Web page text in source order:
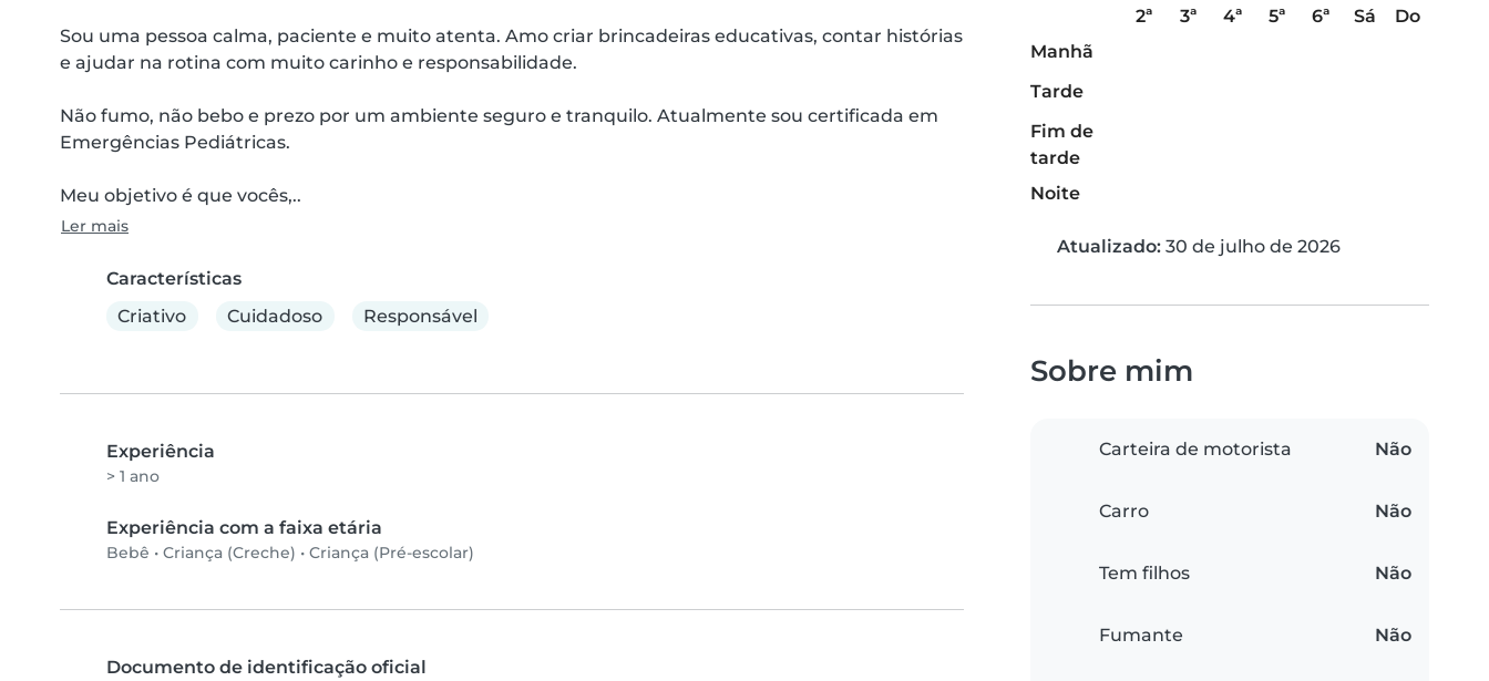
Sou uma pessoa calma, paciente e muito atenta. Amo criar brincadeiras educativas, contar histórias
e ajudar na rotina com muito carinho e responsabilidade.
Não fumo, não bebo e prezo por um ambiente seguro e tranquilo. Atualmente sou certificada em
Emergências Pediátricas.
Meu objetivo é que vocês,..
Ler mais
Características
Criativo
Cuidadoso Responsável
Experiência
> 1 ano
Experiência com a faixa etária
Bebê • Criança (Creche) • Criança (Pré-escolar)
Documento de identificação oficial
2ª 3ª 4ª 5ª 6ª Sá
Do
Manhã
Tarde
Fim de
tarde
Noite
Atualizado: 30 de julho de 2026
Sobre mim
Carteira de motorista Não
Carro Não
Tem filhos Não
Fumante Não